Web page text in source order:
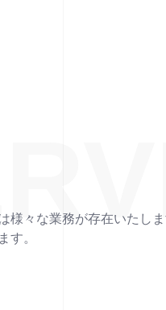
々な業務が存在いたし
す。